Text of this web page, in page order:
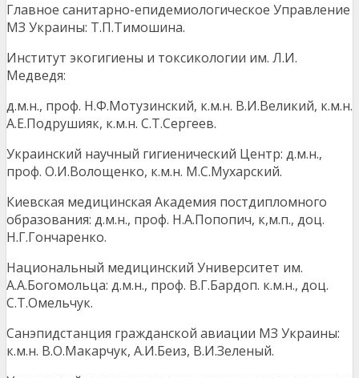
Главное санитарно-епидемиологическое Управление
МЗ Украины: Т.П.Тимошина.
Институт экогигиены и токсикологии им. Л.И.
Медведя:
д.м.н., проф. Н.Ф.Мотузинский, к.м.н. В.И.Великий, к.м.н.
А.Е.Подрушияк, к.м.н. С.Т.Сергеев.
Украинский научный гигиенический Центр: д.м.н.,
проф. О.И.Волощенко, к.м.н. М.С.Мухарский.
Киевская медицинская Академия постдипломного
образования: д.м.н., проф. Н.А.Попопич, к,м.п., доц.
Н.Г.Гончаренко.
Национальный медицинский Университет им.
А.А.Богомольца: д.м.н., проф. В.Г.Бардоп. к.м.н., доц.
С.Т.Омельчук.
Санэпидстанция гражданской авиации МЗ Украины:
к.м.н. В.О.Макарчук, А.И.Беиз, В.И.Зеленый.